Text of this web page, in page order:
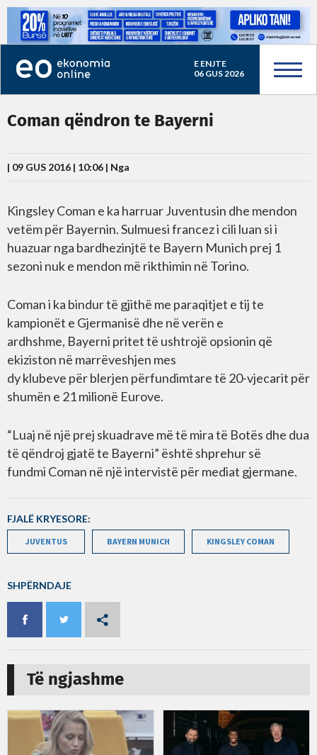
E ENJTE
06 GUS 2026
Coman qëndron te Bayerni
| 09 GUS 2016 | 10:06 | Nga
Kingsley Coman e ka harruar Juventusin dhe mendon
vetëm për Bayernin. Sulmuesi francez i cili luan si i
huazuar nga bardhezinjtë te Bayern Munich prej 1
sezoni nuk e mendon më rikthimin në Torino.
Coman i ka bindur të gjithë me paraqitjet e tij te
kampionët e Gjermanisë dhe në verën e
ardhshme, Bayerni pritet të ushtrojë opsionin që
ekiziston në marrëveshjen mes
dy klubeve për blerjen përfundimtare të 20-vjecarit për
shumën e 21 milionë Eurove.
“Luaj në një prej skuadrave më të mira të Botës dhe dua
të qëndroj gjatë te Bayerni” është shprehur së
fundmi Coman në një intervistë për mediat gjermane.
FJALË KRYESORE:
JUVENTUS BAYERN MUNICH KINGSLEY COMAN
SHPËRNDAJE
Të ngjashme